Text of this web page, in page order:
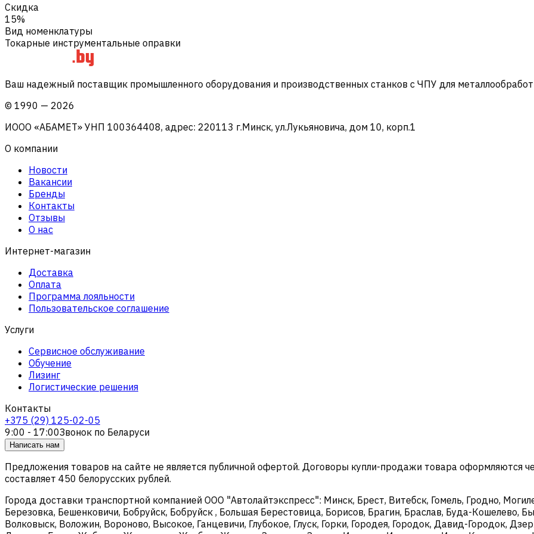
Скидка
15%
Вид номенклатуры
Токарные инструментальные оправки
Ваш надежный поставщик промышленного оборудования и производственных станков с ЧПУ для
© 1990 — 2026
ИООО «АБАМЕТ» УНП 100364408, адрес: 220113 г.Минск, ул.Лукьяновича, дом 10, корп.1
О компании
Новости
Вакансии
Бренды
Контакты
Отзывы
О нас
Интернет-магазин
Доставка
Оплата
Программа лояльности
Пользовательское соглашение
Услуги
Сервисное обслуживание
Обучение
Лизинг
Логистические решения
Контакты
+375 (29) 125-02-05
9:00 - 17:00Звонок по Беларуси
Написать нам
Предложения товаров на сайте не является публичной офертой. Договоры купли-продажи товара оформляются
составляет 450 белорусских рублей.
Города доставки транспортной компанией ООО "Автолайтэкспресс": Минск, Брест, Витебск, Гомель, Гродно,
Березовка, Бешенковичи, Бобруйск, Бобруйск , Большая Берестовица, Борисов, Брагин, Браслав, Буда-Кошелево,
Волковыск, Воложин, Вороново, Высокое, Ганцевичи, Глубокое, Глуск, Горки, Городея, Городок, Давид-Городок,